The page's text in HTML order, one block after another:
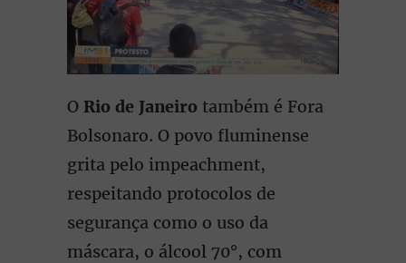
O Rio de Janeiro também é Fora
Bolsonaro. O povo fluminense
grita pelo impeachment,
respeitando protocolos de
segurança como o uso da
máscara, o álcool 70°, com